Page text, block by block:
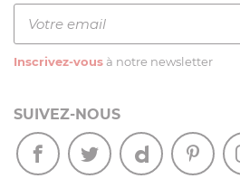
Inscrivez-vous à notre newsletter
SUIVEZ-NOUS